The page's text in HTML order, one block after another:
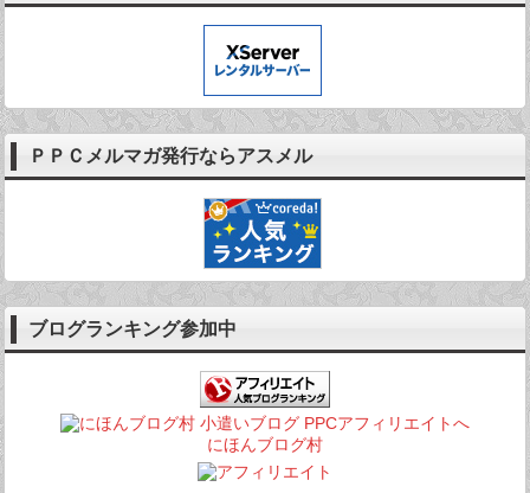
ＰＰＣメルマガ発行ならアスメル
ブログランキング参加中
にほんブログ村